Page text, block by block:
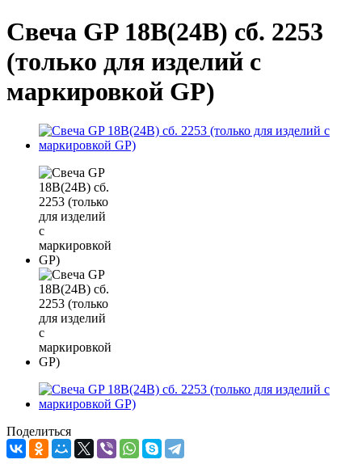
Свеча GP 18В(24В) сб. 2253
(только для изделий с
маркировкой GP)
Поделиться